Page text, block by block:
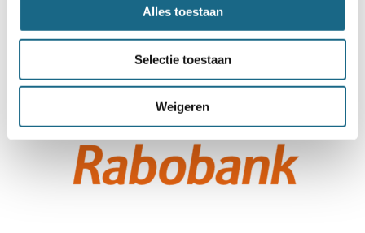
Alles toestaan
Selectie toestaan
Weigeren